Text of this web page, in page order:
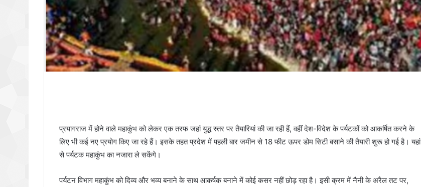
प्रयागराज में होने वाले महाकुंभ को लेकर एक तरफ जहां युद्ध स्तर पर तैयारियां की जा रही हैं, वहीं देश-विदेश के पर्यटकों को आकर्षित करने के
लिए भी कई नए प्रयोग किए जा रहे हैं। इसके तहत प्रदेश में पहली बार जमीन से 18 फीट ऊपर डोम सिटी बसाने की तैयारी शुरू हो गई है। यहां
से पर्यटक महाकुंभ का नजारा ले सकेंगे।
पर्यटन विभाग महाकुंभ को दिव्य और भव्य बनाने के साथ आकर्षक बनाने में कोई कसर नहीं छोड़ रहा है। इसी क्रम में नैनी के अरैल तट पर,